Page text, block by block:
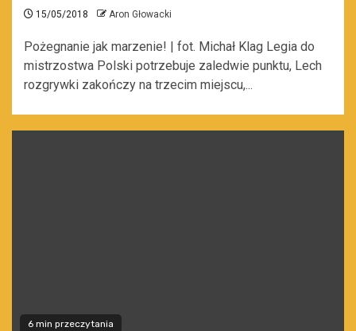
15/05/2018 Aron Głowacki
Pożegnanie jak marzenie! | fot. Michał Klag Legia do
mistrzostwa Polski potrzebuje zaledwie punktu, Lech
rozgrywki zakończy na trzecim miejscu,...
6 min przeczytania